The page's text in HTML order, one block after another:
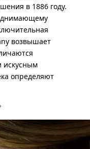
в 1886 году.
возвышает
искусным
определяют